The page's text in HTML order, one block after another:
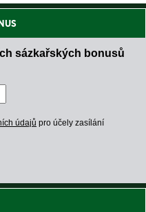
sázkařských bonusů
údajů pro účely zasílání